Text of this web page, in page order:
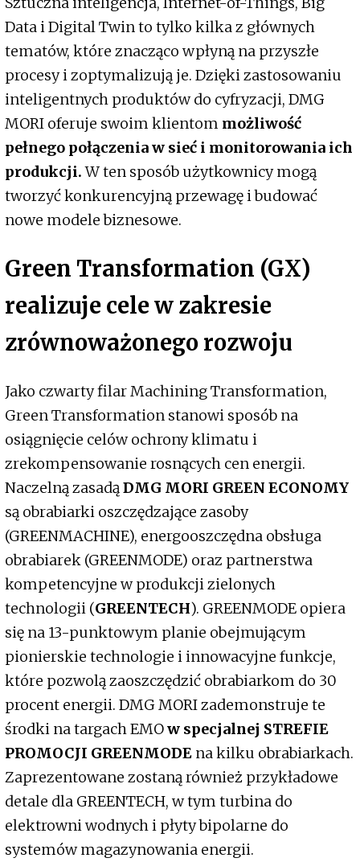
Data i Digital Twin to tylko kilka z głównych
tematów, które znacząco wpłyną na przyszłe
procesy i zoptymalizują je. Dzięki zastosowaniu
inteligentnych produktów do cyfryzacji, DMG
MORI oferuje swoim klientom możliwość
pełnego połączenia w sieć i monitorowania ich
produkcji.W ten sposób użytkownicy mogą
tworzyć konkurencyjną przewagę i budować
nowe modele biznesowe.
Green Transformation (GX)
realizuje cele w zakresie
zrównoważonego rozwoju
Jako czwarty filar Machining Transformation,
Green Transformation stanowi sposób na
osiągnięcie celów ochrony klimatu i
zrekompensowanie rosnących cen energii.
Naczelną zasadąDMG MORI GREEN ECONOMY
są obrabiarki oszczędzające zasoby
(GREENMACHINE), energooszczędna obsługa
obrabiarek (GREENMODE) oraz partnerstwa
kompetencyjne w produkcji zielonych
technologii (GREENTECH). GREENMODE opiera
się na 13-punktowym planie obejmującym
pionierskie technologie i innowacyjne funkcje,
które pozwolą zaoszczędzić obrabiarkom do 30
procent energii. DMG MORI zademonstruje te
środki na targach EMOw specjalnej STREFIE
PROMOCJI GREENMODE na kilku obrabiarkach.
Zaprezentowane zostaną również przykładowe
detale dla GREENTECH, w tym turbina do
elektrowni wodnych i płyty bipolarne do
systemów magazynowania energii.